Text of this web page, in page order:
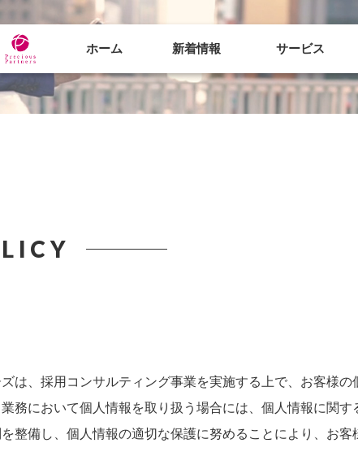
ホーム 新着情報 サービス
は、採用コンサルティング事業を実施する上で、お客様
務において個人情報を取り扱う場合には、個人情報に関
整備し、個人情報の適切な保護に努めることにより、お